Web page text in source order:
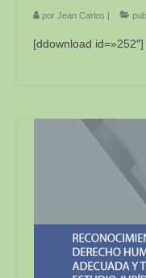
por Jean Carlos |
[ddownload id=»252″]